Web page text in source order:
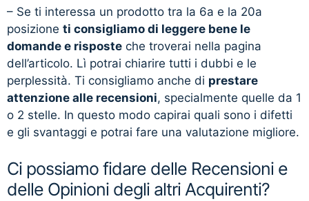
– Se ti interessa un prodotto tra la 6a e la 20a
posizione ti consigliamo di leggere bene le
domande e risposte che troverai nella pagina
dell’articolo. Lì potrai chiarire tutti i dubbi e le
perplessità. Ti consigliamo anche di prestare
attenzione alle recensioni, specialmente quelle da 1
o 2 stelle. In questo modo capirai quali sono i difetti
e gli svantaggi e potrai fare una valutazione migliore.
Ci possiamo fidare delle Recensioni e
delle Opinioni degli altri Acquirenti?